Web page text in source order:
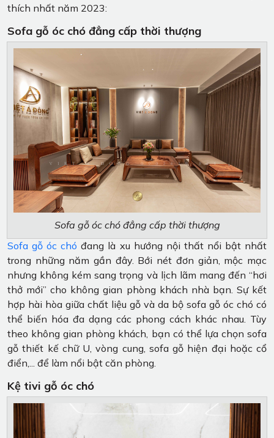
thích nhất năm 2023:
Sofa gỗ óc chó đẳng cấp thời thượng
Sofa gỗ óc chó đẳng cấp thời thượng
Sofa gỗ óc chóđang là xu hướng nội thất nổi bật nhất
trong những năm gần đây. Bới nét đơn giản, mộc mạc
nhưng không kém sang trọng và lịch lãm mang đến “hơi
thở mới” cho không gian phòng khách nhà bạn. Sự kết
hợp hài hòa giữa chất liệu gỗ và da bộ sofa gỗ óc chó có
thể biến hóa đa dạng các phong cách khác nhau. Tùy
theo không gian phòng khách, bạn có thể lựa chọn sofa
gỗ thiết kế chữ U, vòng cung, sofa gỗ hiện đại hoặc cổ
điển,... để làm nổi bật căn phòng.
Kệ tivi gỗ óc chó